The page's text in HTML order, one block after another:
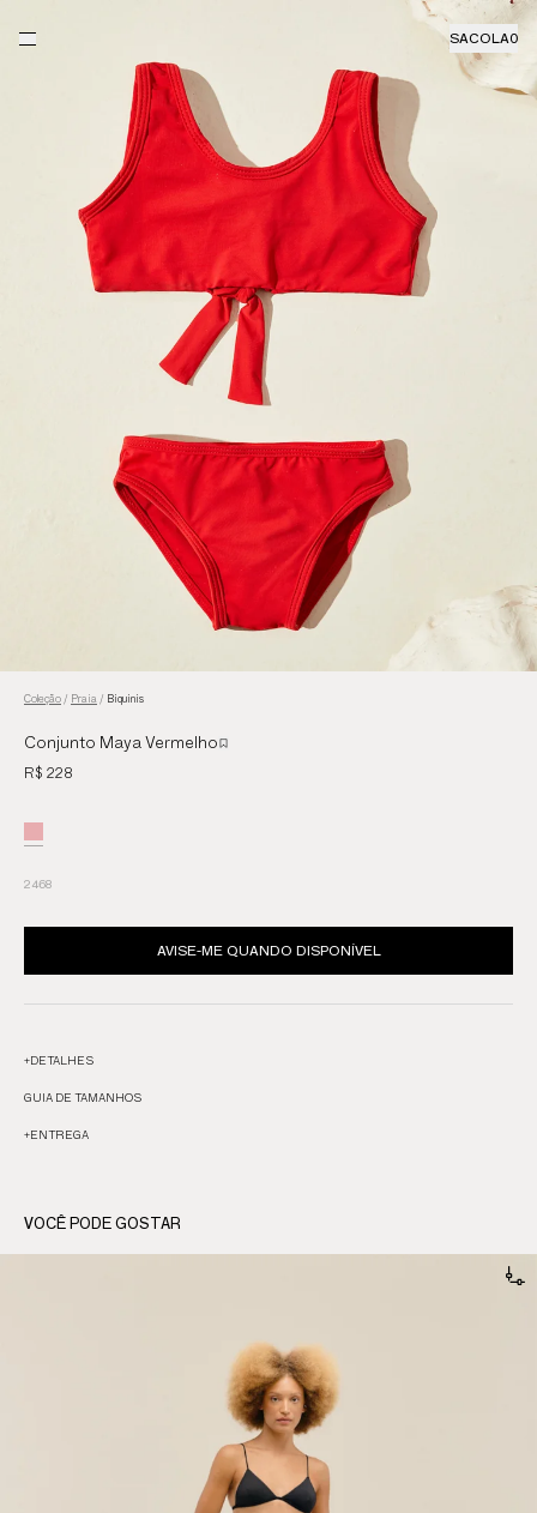
SACOLA0
Coleção / Praia / Biquinis
Conjunto Maya Vermelho
R$ 228
2468
AVISE-ME QUANDO DISPONÍVEL
+DETALHES
GUIA DE TAMANHOS
+ENTREGA
VOCÊ PODE GOSTAR